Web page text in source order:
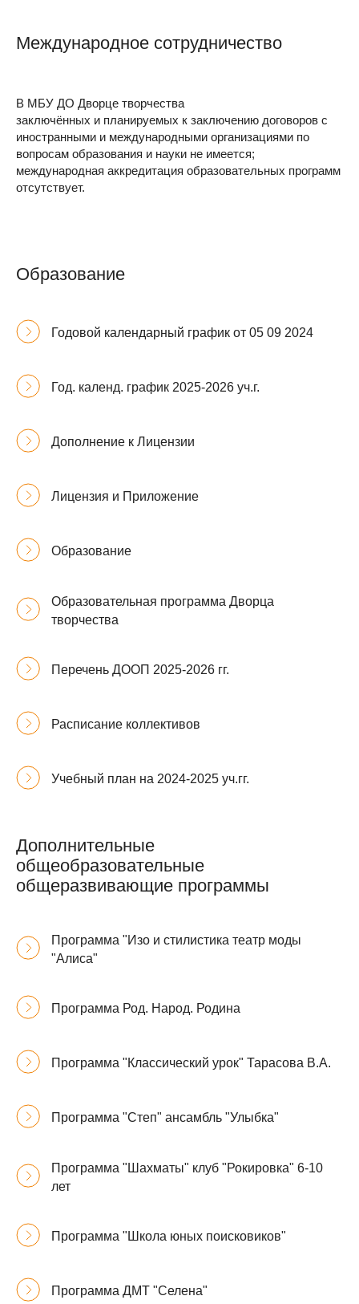
Международное сотрудничество
В МБУ ДО Дворце творчества
заключённых и планируемых к заключению договоров с
иностранными и международными организациями по
вопросам образования и науки не имеется;
международная аккредитация образовательных программ
отсутствует.
Образование
Годовой календарный график от 05 09 2024
Год. календ. график 2025-2026 уч.г.
Дополнение к Лицензии
Лицензия и Приложение
Образование
Образовательная программа Дворца
творчества
Перечень ДООП 2025-2026 гг.
Расписание коллективов
Учебный план на 2024-2025 уч.гг.
Дополнительные
общеобразовательные
общеразвивающие программы
Программа "Изо и стилистика театр моды
"Алиса"
Программа Род. Народ. Родина
Программа "Классический урок" Тарасова В.А.
Программа "Степ" ансамбль "Улыбка"
Программа "Шахматы" клуб "Рокировка" 6-10
лет
Программа "Школа юных поисковиков"
Программа ДМТ "Селена"